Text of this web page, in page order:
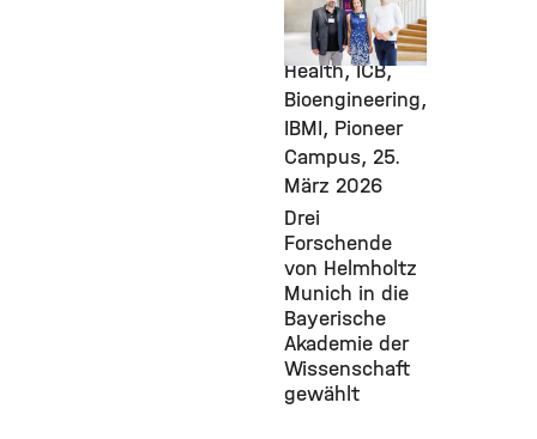
IES,
Computational
Health, ICB,
Bioengineering,
IBMI, Pioneer
Campus, 25.
März 2026
Drei
Forschende
von Helmholtz
Munich in die
Bayerische
Akademie der
Wissenschaft
gewählt